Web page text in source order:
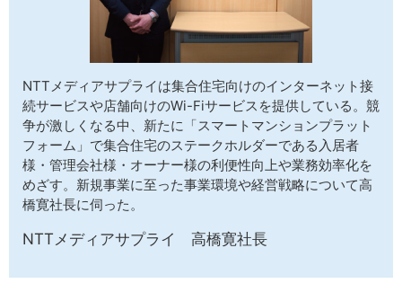
NTTメディアサプライは集合住宅向けのインターネット接
続サービスや店舗向けのWi-Fiサービスを提供している。競
争が激しくなる中、新たに「スマートマンションプラット
フォーム」で集合住宅のステークホルダーである入居者
様・管理会社様・オーナー様の利便性向上や業務効率化を
めざす。新規事業に至った事業環境や経営戦略について高
橋寛社長に伺った。
NTTメディアサプライ 高橋寛社長